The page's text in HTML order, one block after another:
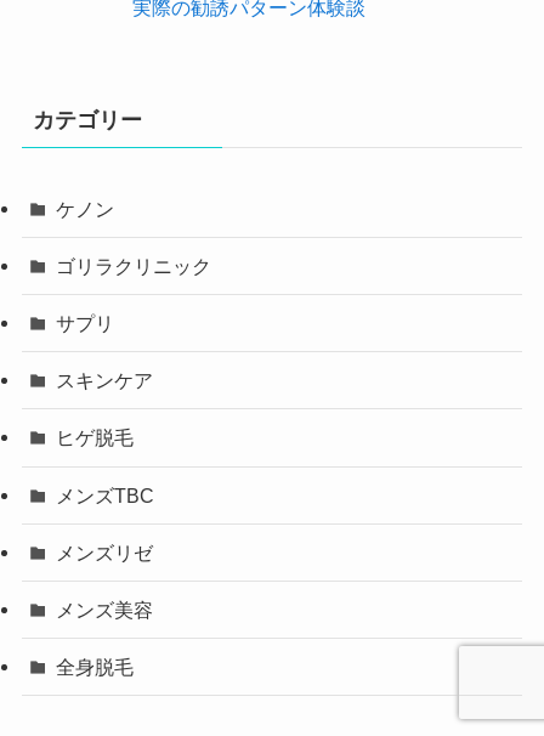
実際の勧誘パターン体験談
カテゴリー
ケノン
ゴリラクリニック
サプリ
スキンケア
ヒゲ脱毛
メンズTBC
メンズリゼ
メンズ美容
全身脱毛